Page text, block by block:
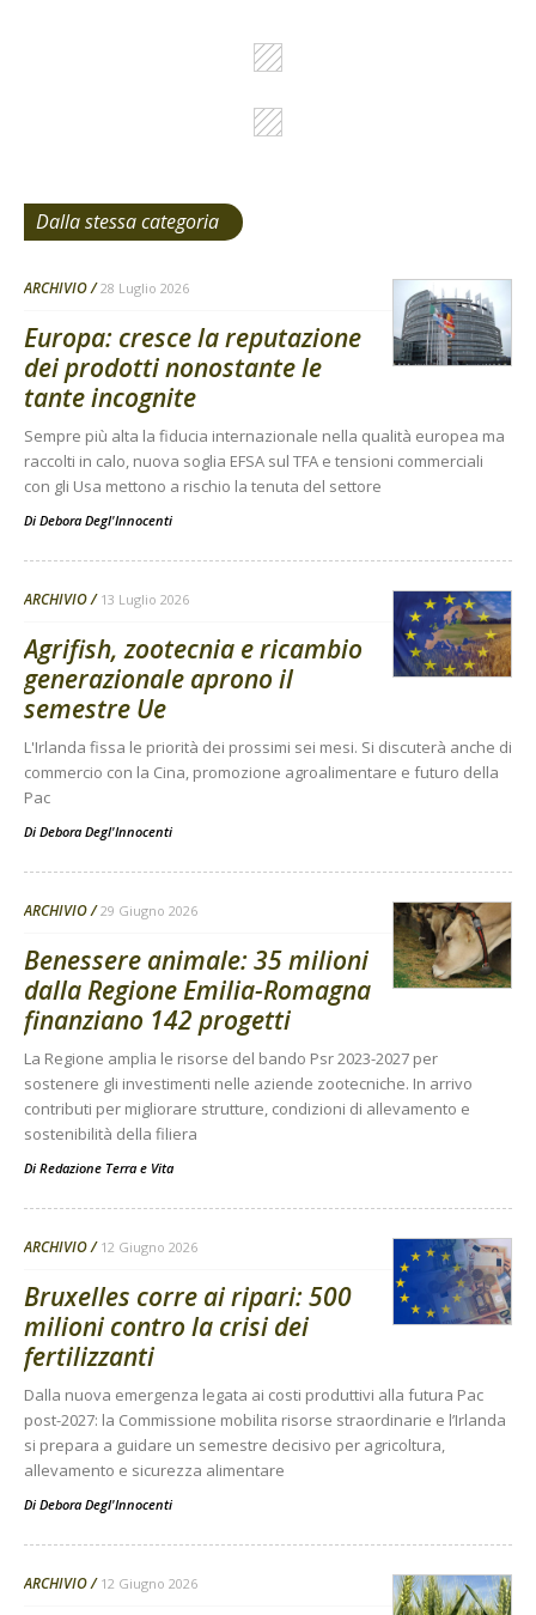
Dalla stessa categoria
ARCHIVIO 28 Luglio 2026
Europa: cresce la reputazione
dei prodotti nonostante le
tante incognite
Sempre più alta la fiducia internazionale nella qualità europea ma
raccolti in calo, nuova soglia EFSA sul TFA e tensioni commerciali
con gli Usa mettono a rischio la tenuta del settore
Di Debora Degl'Innocenti
ARCHIVIO 13 Luglio 2026
Agrifish, zootecnia e ricambio
generazionale aprono il
semestre Ue
L'Irlanda fissa le priorità dei prossimi sei mesi. Si discuterà anche di
commercio con la Cina, promozione agroalimentare e futuro della
Pac
Di Debora Degl'Innocenti
ARCHIVIO 29 Giugno 2026
Benessere animale: 35 milioni
dalla Regione Emilia-Romagna
finanziano 142 progetti
La Regione amplia le risorse del bando Psr 2023-2027 per
sostenere gli investimenti nelle aziende zootecniche. In arrivo
contributi per migliorare strutture, condizioni di allevamento e
sostenibilità della filiera
Di Redazione Terra e Vita
ARCHIVIO 12 Giugno 2026
Bruxelles corre ai ripari: 500
milioni contro la crisi dei
fertilizzanti
Dalla nuova emergenza legata ai costi produttivi alla futura Pac
post-2027: la Commissione mobilita risorse straordinarie e l’Irlanda
si prepara a guidare un semestre decisivo per agricoltura,
allevamento e sicurezza alimentare
Di Debora Degl'Innocenti
ARCHIVIO 12 Giugno 2026